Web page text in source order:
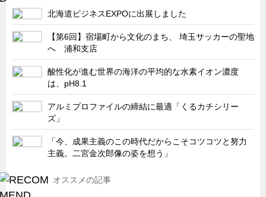
省力化製品
配電盤・分電盤・キュービクル
医療・福祉・介護関連
ロボット・自動化装置関連
二次電池関連
EV・PHEV充電器関連
再生可能エネルギー
農業関連
共同溝・無電柱化関連
北海道ビジネスEXPOに出展しました
【第6回】宿場町から文化のまち、 埼玉サッカーの聖地
へ 浦和支店
酸性化が進む世界の海洋の平均的な水素イオン濃度
は、pH8.1
アルミプロファイルの締結に最適「くるカチシリー
ズ」
「今、成果主義のこの時代だからこそコツコツと努力
主義。二宮金次郎像の姿を想う」
オススメの記事